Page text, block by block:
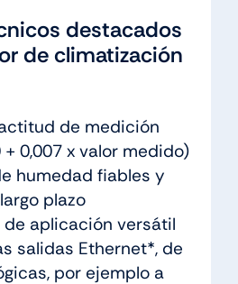
destacados
de climatización
de medición
0,007 x valor medido)
humedad fiables y
plazo
de aplicación versátil
salidas Ethernet*, de
por ejemplo a